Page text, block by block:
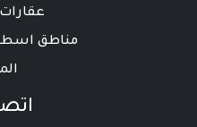
عقارات
مناطق